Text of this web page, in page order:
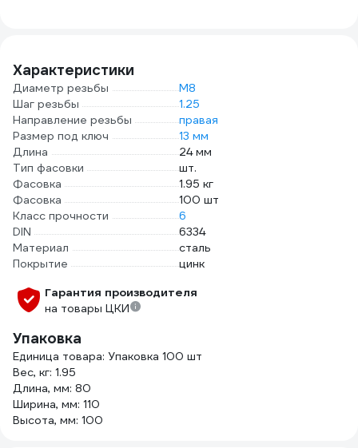
Характеристики
Диаметр резьбы
М8
Шаг резьбы
1.25
Направление резьбы
правая
Размер под ключ
13 мм
Длина
24 мм
Тип фасовки
шт.
Фасовка
1.95 кг
Фасовка
100 шт
Класс прочности
6
DIN
6334
Материал
сталь
Покрытие
цинк
Гарантия производителя
на товары ЦКИ
Упаковка
Единица товара: Упаковка 100 шт
Вес, кг: 1.95
Длина, мм: 80
Ширина, мм: 110
Высота, мм: 100